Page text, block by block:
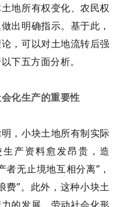
地所有权变化、农民权
出明确指示。基于此，
，可以对土地流转后强
下五方面分析。
化生产的重要性
，小块土地所有制实际
产资料愈发昂贵，造
无止境地互相分离”，
费”。此外，这种小块土